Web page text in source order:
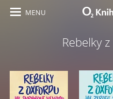
MENU
Rebelky